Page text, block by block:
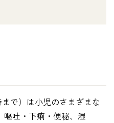
で）は小児のさまざまな
吐・下痢・便秘、湿